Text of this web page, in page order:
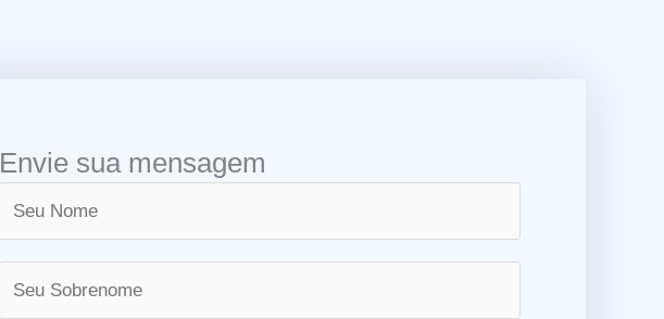
Envie sua mensagem